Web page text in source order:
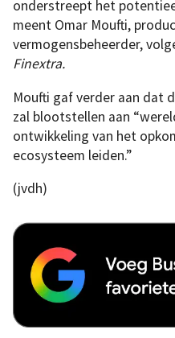
onderstreept het
meent Omar Moufti,
vermogensbeheerder,
Finextra.
Moufti gaf verder aan dat
zal blootstellen aan
ontwikkeling van het
ecosysteem leiden.”
(jvdh)